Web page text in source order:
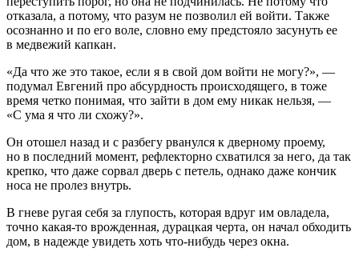
отказала, а потому, что разум не позволил ей войти. Также
осознанно и по его воле, словно ему предстояло засунуть ее
в медвежий капкан.
«Да что же это такое, если я в свой дом войти не могу?», —
подумал Евгений про абсурдность происходящего, в тоже
время четко понимая, что зайти в дом ему никак нельзя, —
«С ума я что ли схожу?».
Он отошел назад и с разбегу рванулся к дверному проему,
но в последний момент, рефлекторно схватился за него, да так
крепко, что даже сорвал дверь с петель, однако даже кончик
носа не пролез внутрь.
В гневе ругая себя за глупость, которая вдруг им овладела,
точно какая-то врожденная, дурацкая черта, он начал обходить
дом, в надежде увидеть хоть что-нибудь через окна.